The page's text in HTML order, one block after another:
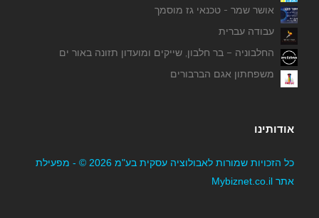
אושר שמר - טכנאי גז מוסמך
עבודה עברית
החלבוניה – בר חלבון, שייקים ומועדון תזונה באור ים
משפחתון אגם הברבורים
אודותינו
כל הזכויות שמורות לאבולוציה עסקית בע"מ 2026 © - מפעילת
אתר Mybiznet.co.il